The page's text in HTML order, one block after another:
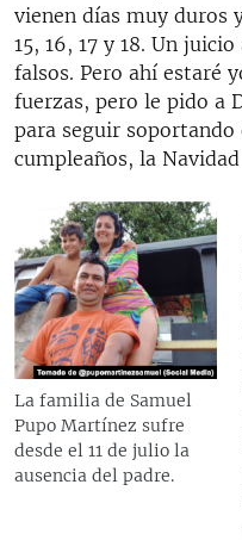
vienen días muy duros
15, 16, 17 y 18. Un
falsos. Pero ahí estaré
fuerzas, pero le pido a
para seguir
cumpleaños, la
La familia de Samuel
Pupo Martínez sufre
desde el 11 de julio la
ausencia del padre.